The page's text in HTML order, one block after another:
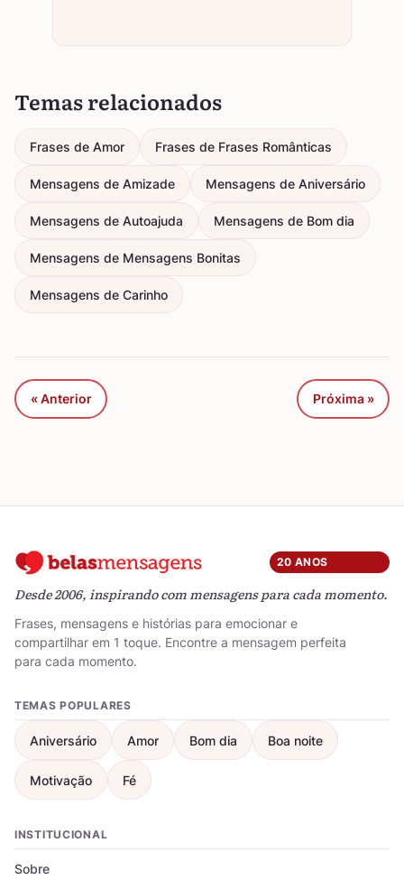
Temas relacionados
Frases de Amor Frases de Frases Românticas
Mensagens de Amizade Mensagens de Aniversário
Mensagens de Autoajuda Mensagens de Bom dia
Mensagens de Mensagens Bonitas
Mensagens de Carinho
« Anterior Próxima »
20 ANOS
Desde 2006, inspirando com mensagens para cada momento.
Frases, mensagens e histórias para emocionar e
compartilhar em 1 toque. Encontre a mensagem perfeita
para cada momento.
TEMAS POPULARES
Aniversário Amor Bom dia Boa noite
Motivação Fé
INSTITUCIONAL
Sobre